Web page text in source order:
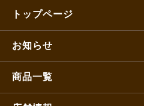
トップページ
お知らせ
商品一覧